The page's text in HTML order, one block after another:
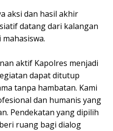
aksi dan hasil akhir
datang dari kalangan
aktif Kapolres menjadi
dapat ditutup
tanpa hambatan. Kami
dan humanis yang
Pendekatan yang dipilih
ruang bagi dialog